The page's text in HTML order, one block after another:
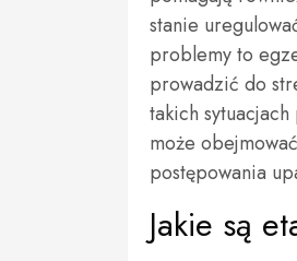
stanie
problemy to
prowadzić do
takich
może
postępowania
Jakie są